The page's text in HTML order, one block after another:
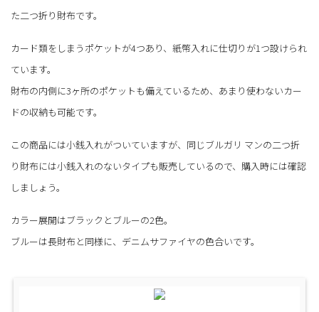
た二つ折り財布です。
カード類をしまうポケットが4つあり、紙幣入れに仕切りが1つ設けられ
ています。
財布の内側に3ヶ所のポケットも備えているため、あまり使わないカー
ドの収納も可能です。
この商品には小銭入れがついていますが、同じブルガリ マンの二つ折
り財布には小銭入れのないタイプも販売しているので、購入時には確認
しましょう。
カラー展開はブラックとブルーの2色。
ブルーは長財布と同様に、デニムサファイヤの色合いです。